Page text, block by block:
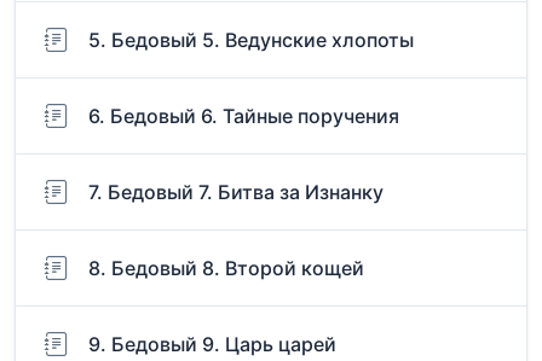
5. Бедовый 5. Ведунские хлопоты
6. Бедовый 6. Тайные поручения
7. Бедовый 7. Битва за Изнанку
8. Бедовый 8. Второй кощей
9. Бедовый 9. Царь царей